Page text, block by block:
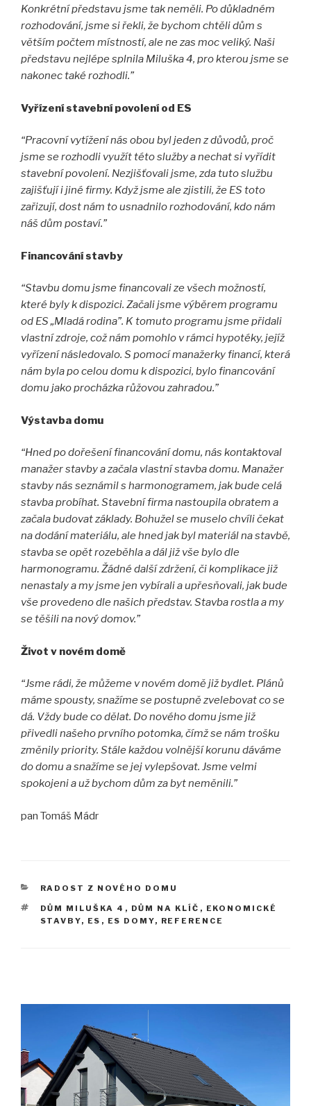
Konkrétní představu jsme tak neměli. Po důkladném
rozhodování, jsme si řekli, že bychom chtěli dům s
větším počtem místností, ale ne zas moc veliký. Naši
představu nejlépe splnila Miluška 4, pro kterou jsme se
nakonec také rozhodli.”
Vyřízení stavební povolení od ES
“Pracovní vytížení nás obou byl jeden z důvodů, proč
jsme se rozhodli využít této služby a nechat si vyřídit
stavební povolení. Nezjišťovali jsme, zda tuto službu
zajišťují i jiné firmy. Když jsme ale zjistili, že ES toto
zařizují, dost nám to usnadnilo rozhodování, kdo nám
náš dům postaví.”
Financování stavby
“Stavbu domu jsme financovali ze všech možností,
které byly k dispozici. Začali jsme výběrem programu
od ES „Mladá rodina”. K tomuto programu jsme přidali
vlastní zdroje, což nám pomohlo v rámci hypotéky, jejíž
vyřízení následovalo. S pomocí manažerky financí, která
nám byla po celou domu k dispozici, bylo financování
domu jako procházka růžovou zahradou.”
Výstavba domu
“Hned po dořešení financování domu, nás kontaktoval
manažer stavby a začala vlastní stavba domu. Manažer
stavby nás seznámil s harmonogramem, jak bude celá
stavba probíhat. Stavební firma nastoupila obratem a
začala budovat základy. Bohužel se muselo chvíli čekat
na dodání materiálu, ale hned jak byl materiál na stavbě,
stavba se opět rozeběhla a dál již vše bylo dle
harmonogramu. Žádné další zdržení, či komplikace již
nenastaly a my jsme jen vybírali a upřesňovali, jak bude
vše provedeno dle našich představ. Stavba rostla a my
se těšili na nový domov.”
Život v novém domě
“Jsme rádi, že můžeme v novém domě již bydlet. Plánů
máme spousty, snažíme se postupně zvelebovat co se
dá. Vždy bude co dělat. Do nového domu jsme již
přivedli našeho prvního potomka, čímž se nám trošku
změnily priority. Stále každou volnější korunu dáváme
do domu a snažíme se jej vylepšovat. Jsme velmi
spokojeni a už bychom dům za byt neměnili.”
pan Tomáš Mádr
RUBRIKY
RADOST Z NOVÉHO DOMU
ŠTÍTKY
DŮM MILUŠKA 4 , DŮM NA KLÍČ , EKONOMICKÉ
STAVBY, ES , ES DOMY, REFERENCE